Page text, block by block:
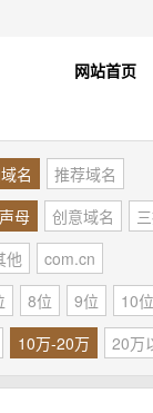
网站首页
名
推荐域名
母 创意域名
他
com.cn
8位 9位 10位
10万-20万 20万